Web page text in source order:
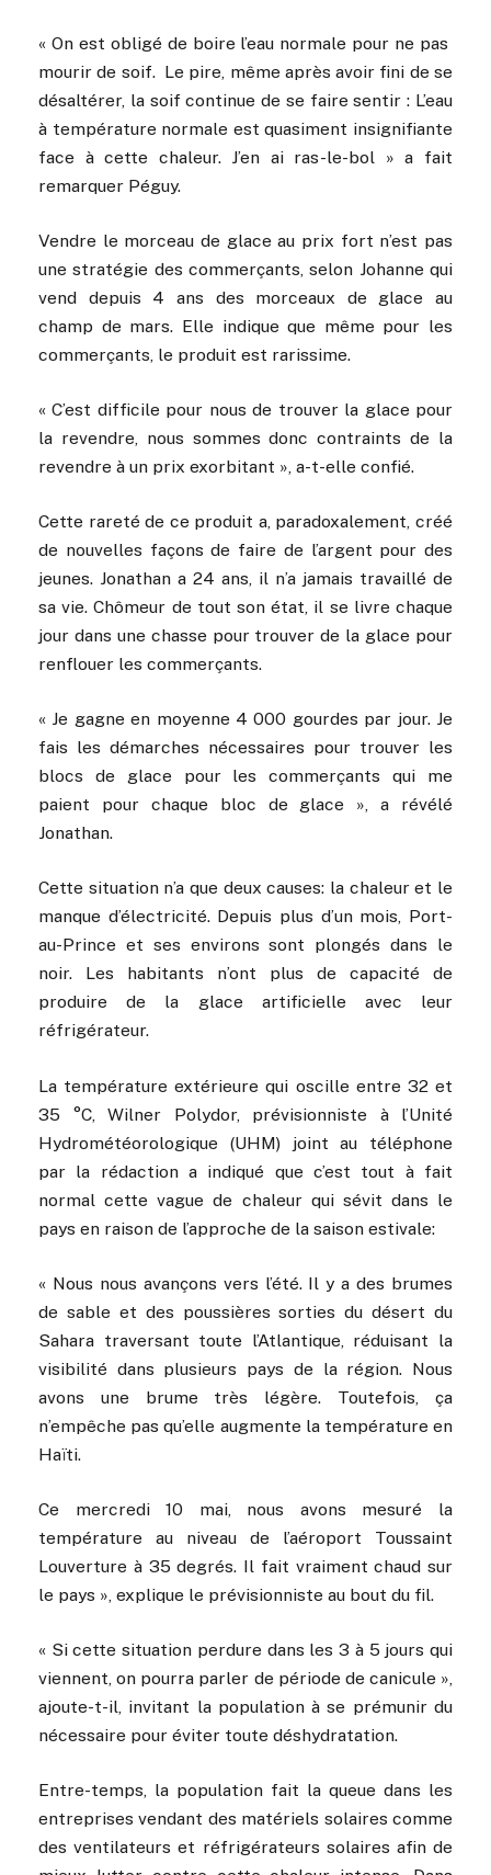
« On est obligé de boire l’eau normale pour ne pas
mourir de soif. Le pire, même après avoir fini de se
désaltérer, la soif continue de se faire sentir : L’eau
à température normale est quasiment insignifiante
face à cette chaleur. J’en ai ras-le-bol » a fait
remarquer Péguy.
Vendre le morceau de glace au prix fort n’est pas
une stratégie des commerçants, selon Johanne qui
vend depuis 4 ans des morceaux de glace au
champ de mars. Elle indique que même pour les
commerçants, le produit est rarissime.
« C’est difficile pour nous de trouver la glace pour
la revendre, nous sommes donc contraints de la
revendre à un prix exorbitant », a-t-elle confié.
Cette rareté de ce produit a, paradoxalement, créé
de nouvelles façons de faire de l’argent pour des
jeunes. Jonathan a 24 ans, il n’a jamais travaillé de
sa vie. Chômeur de tout son état, il se livre chaque
jour dans une chasse pour trouver de la glace pour
renflouer les commerçants.
« Je gagne en moyenne 4 000 gourdes par jour. Je
fais les démarches nécessaires pour trouver les
blocs de glace pour les commerçants qui me
paient pour chaque bloc de glace », a révélé
Jonathan.
Cette situation n’a que deux causes: la chaleur et le
manque d’électricité. Depuis plus d’un mois, Port-
au-Prince et ses environs sont plongés dans le
noir. Les habitants n’ont plus de capacité de
produire de la glace artificielle avec leur
réfrigérateur.
La température extérieure qui oscille entre 32 et
35 °C, Wilner Polydor, prévisionniste à l’Unité
Hydrométéorologique (UHM) joint au téléphone
par la rédaction a indiqué que c’est tout à fait
normal cette vague de chaleur qui sévit dans le
pays en raison de l’approche de la saison estivale:
« Nous nous avançons vers l’été. Il y a des brumes
de sable et des poussières sorties du désert du
Sahara traversant toute l’Atlantique, réduisant la
visibilité dans plusieurs pays de la région. Nous
avons une brume très légère. Toutefois, ça
n’empêche pas qu’elle augmente la température en
Haïti.
Ce mercredi 10 mai, nous avons mesuré la
température au niveau de l’aéroport Toussaint
Louverture à 35 degrés. Il fait vraiment chaud sur
le pays », explique le prévisionniste au bout du fil.
« Si cette situation perdure dans les 3 à 5 jours qui
viennent, on pourra parler de période de canicule »,
ajoute-t-il, invitant la population à se prémunir du
nécessaire pour éviter toute déshydratation.
Entre-temps, la population fait la queue dans les
entreprises vendant des matériels solaires comme
des ventilateurs et réfrigérateurs solaires afin de